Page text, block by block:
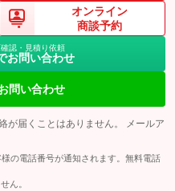
オンライン
商談予約
認・見積り依頼
お問い合わせ
問い合わせ
が届くことはありません。 メールア
の電話番号が通知されます。無料電話
ん。